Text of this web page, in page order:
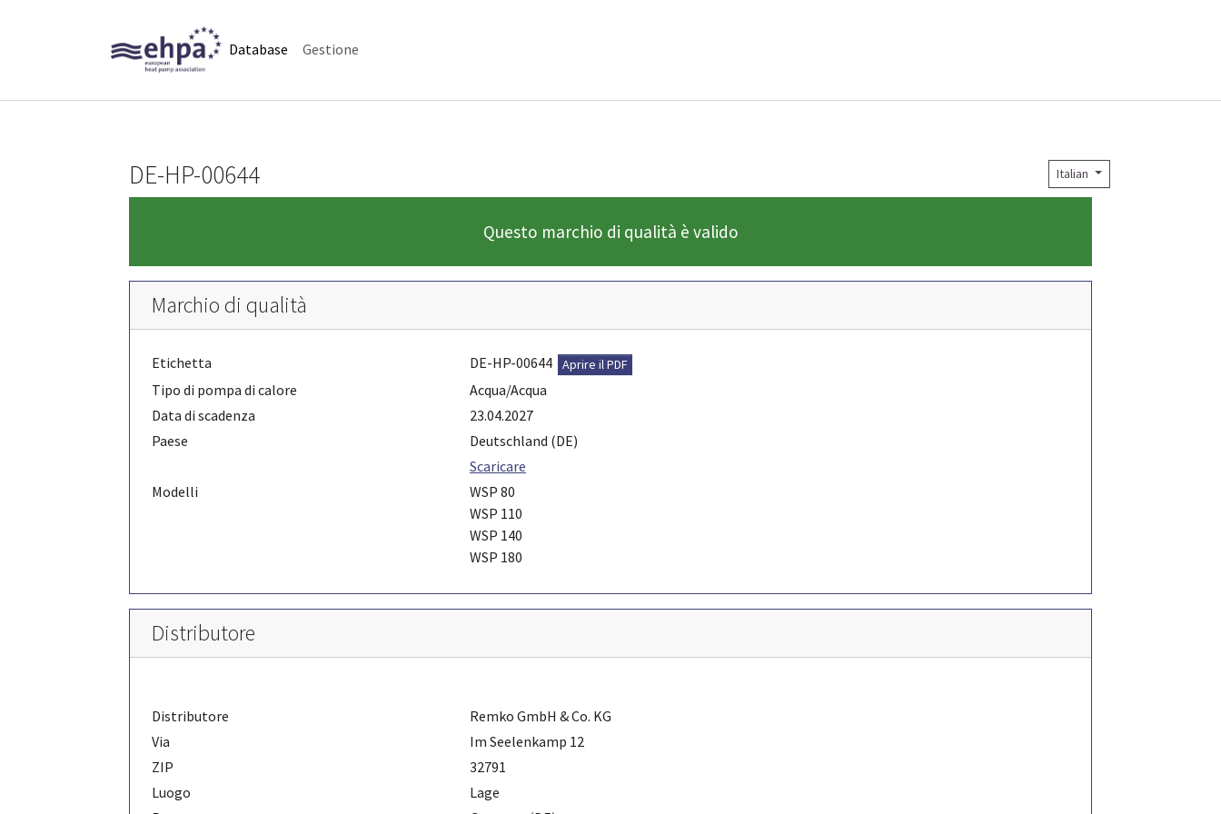
Database(current)
Gestione
Italian
DE-HP-00644
Questo marchio di qualità è valido
Marchio di qualità
Etichetta DE-HP-00644 Aprire il PDF
Tipo di pompa di calore
Acqua/Acqua
Data di scadenza
23.04.2027
Paese
Deutschland (DE)
Scaricare
Modelli
WSP 80
WSP 110
WSP 140
WSP 180
Distributore
Distributore
Remko GmbH & Co. KG
Via
Im Seelenkamp 12
ZIP
32791
Luogo
Lage